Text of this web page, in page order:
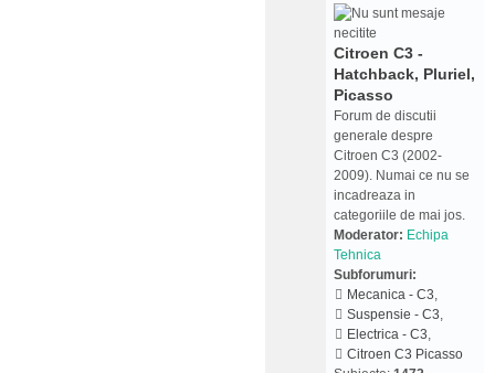
Citroen C3 -
Hatchback, Pluriel,
Picasso
Forum de discutii
generale despre
Citroen C3 (2002-
2009). Numai ce nu se
incadreaza in
categoriile de mai jos.
Moderator: Echipa
Tehnica
Subforumuri:
Mecanica - C3,
Suspensie - C3,
Electrica - C3,
Citroen C3 Picasso